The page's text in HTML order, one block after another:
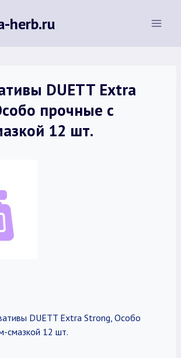
herb.ru
DUETT Extra
прочные с
12 шт.
DUETT Extra Strong, Особо
смазкой 12 шт.